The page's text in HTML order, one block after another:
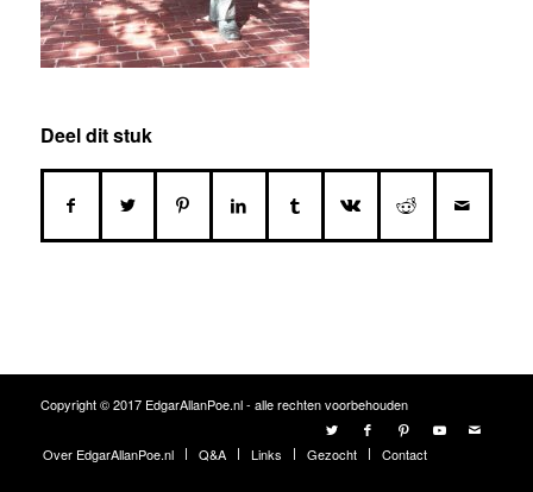
Deel dit stuk
Copyright © 2017 EdgarAllanPoe.nl - alle rechten voorbehouden
Over EdgarAllanPoe.nl Q&A Links Gezocht Contact